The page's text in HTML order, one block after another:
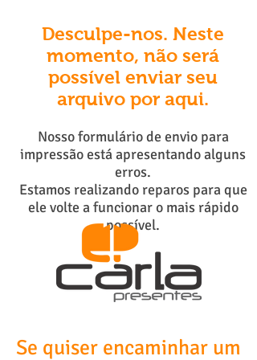
Desculpe-nos. Neste
momento, não será
possível enviar seu
arquivo por aqui.
Nosso formulário de envio para
impressão está apresentando alguns
erros.
Estamos realizando reparos para que
ele volte a funcionar o mais rápido
possível.
Se quiser encaminhar um